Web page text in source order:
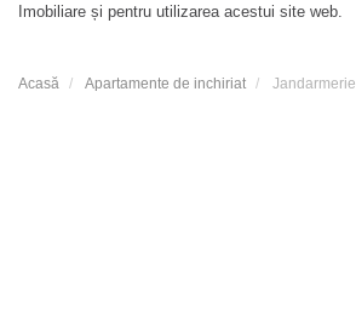
Imobiliare și pentru utilizarea acestui site web.
Acasă Apartamente de inchiriat Jandarmerie